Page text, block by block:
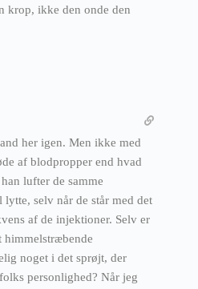
krop, ikke den onde den
her igen. Men ikke med
af blodpropper end hvad
lufter de samme
selv når de står med det
af de injektioner. Selv er
himmelstræbende
noget i det sprøjt, der
personlighed? Når jeg